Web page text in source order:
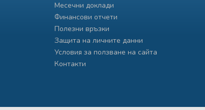
Месечни доклади
Финансови отчети
Полезни връзки
Защита на личните данни
Условия за ползване на сайта
Контакти